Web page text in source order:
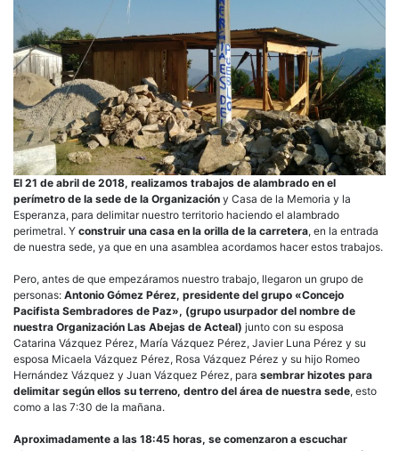
El 21 de abril de 2018, realizamos trabajos de alambrado en el
perímetro de la sede de la Organización y Casa de la Memoria y la
Esperanza, para delimitar nuestro territorio haciendo el alambrado
perimetral. Y construir una casa en la orilla de la carretera, en la entrada
de nuestra sede, ya que en una asamblea acordamos hacer estos trabajos.
Pero, antes de que empezáramos nuestro trabajo, llegaron un grupo de
personas: Antonio Gómez Pérez, presidente del grupo «Concejo
Pacifista Sembradores de Paz», (grupo usurpador del nombre de
nuestra Organización Las Abejas de Acteal) junto con su esposa
Catarina Vázquez Pérez, María Vázquez Pérez, Javier Luna Pérez y su
esposa Micaela Vázquez Pérez, Rosa Vázquez Pérez y su hijo Romeo
Hernández Vázquez y Juan Vázquez Pérez, para sembrar hizotes para
delimitar según ellos su terreno, dentro del área de nuestra sede, esto
como a las 7:30 de la mañana.
Aproximadamente a las 18:45 horas, se comenzaron a escuchar